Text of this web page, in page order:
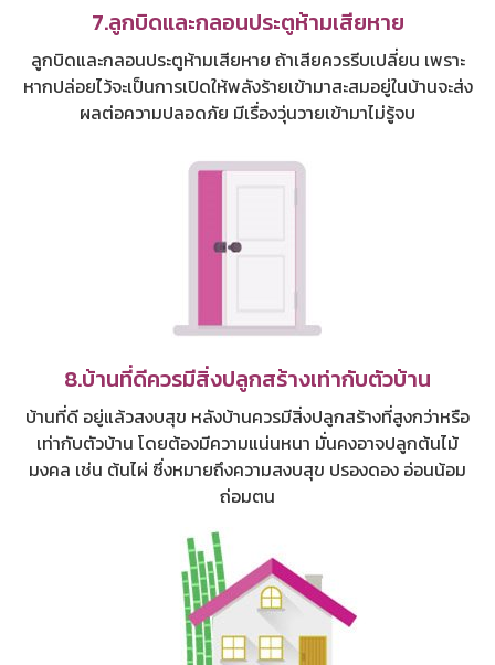
7.ลูกบิดและกลอนประตูห้ามเสียหาย
ลูกบิดและกลอนประตูห้ามเสียหาย ถ้าเสียควรรีบเปลี่ยน เพราะ
หากปล่อยไว้จะเป็นการเปิดให้พลังร้ายเข้ามาสะสมอยู่ในบ้านจะส่ง
ผลต่อความปลอดภัย มีเรื่องวุ่นวายเข้ามาไม่รู้จบ
8.บ้านที่ดีควรมีสิ่งปลูกสร้างเท่ากับตัวบ้าน
บ้านที่ดี อยู่แล้วสงบสุข หลังบ้านควรมีสิ่งปลูกสร้างที่สูงกว่าหรือ
เท่ากับตัวบ้าน โดยต้องมีความแน่นหนา มั่นคงอาจปลูกต้นไม้
มงคล เช่น ต้นไผ่ ซึ่งหมายถึงความสงบสุข ปรองดอง อ่อนน้อม
ถ่อมตน